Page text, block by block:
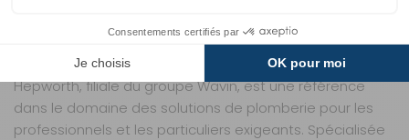
d’une installation professionnelle, sans les tracas d’un
montage complexe.
Hepworth, filiale du groupe Wavin, est une référence
dans le domaine des solutions de plomberie pour les
professionnels et les particuliers exigeants. Spécialisée